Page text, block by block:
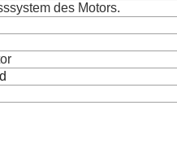
des Motors.